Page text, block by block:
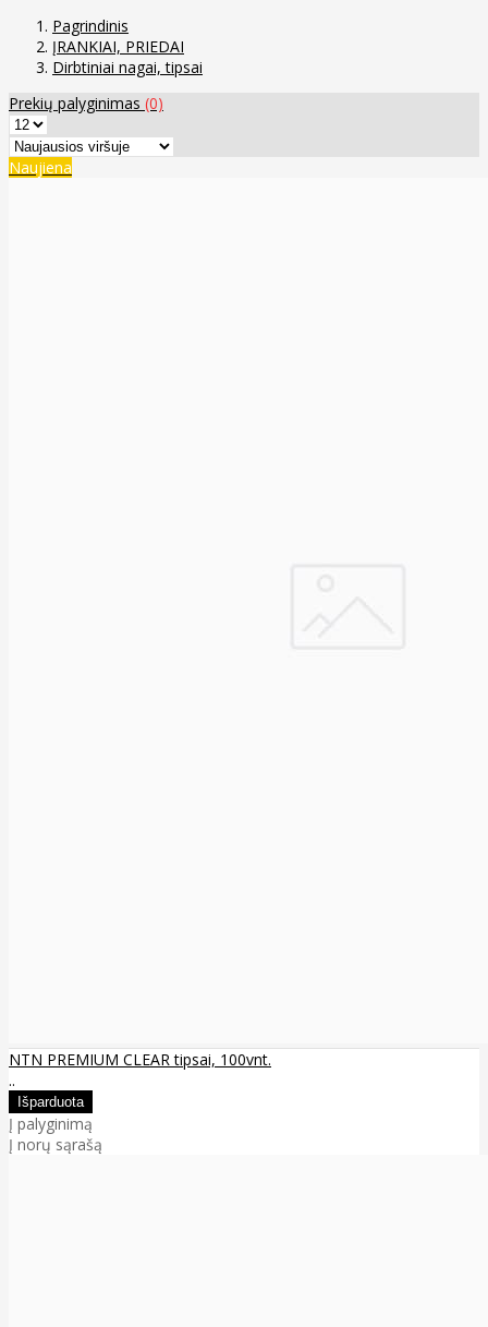
Pagrindinis
ĮRANKIAI, PRIEDAI
Dirbtiniai nagai, tipsai
Prekių palyginimas (0)
Naujiena
NTN PREMIUM CLEAR tipsai, 100vnt.
..
Į palyginimą
Į norų sąrašą